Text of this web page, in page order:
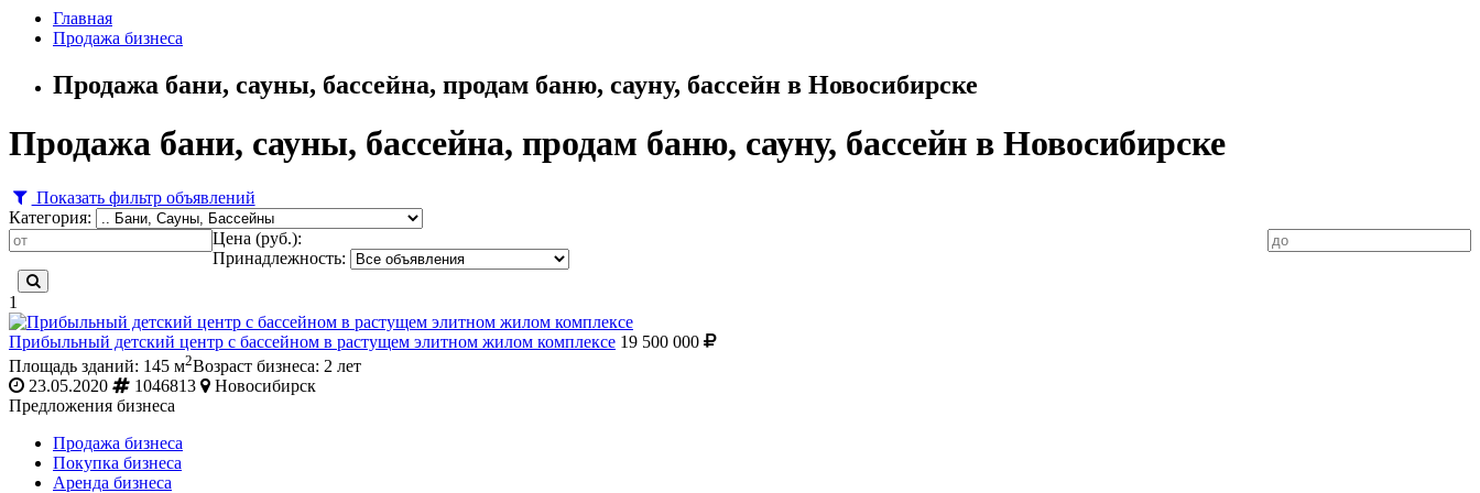
Главная
Продажа бизнеса
Продажа бани, сауны, бассейна, продам баню, сауну, бассейн в Новосибирске
Продажа бани, сауны, бассейна, продам баню, сауну, бассейн в Новосибирске
Показать фильтр объявлений
Категория:
Цена (руб.):
Принадлежность:
1
Прибыльный детский центр с бассейном в растущем элитном жилом комплексе 19 500 000
Площадь зданий: 145 м2Возраст бизнеса: 2 лет
23.05.2020
1046813
Новосибирск
Предложения бизнеса
Продажа бизнеса
Покупка бизнеса
Аренда бизнеса